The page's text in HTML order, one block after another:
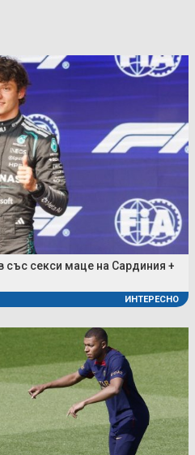
секси маце на Сардиния +
ИНТЕРЕСНО